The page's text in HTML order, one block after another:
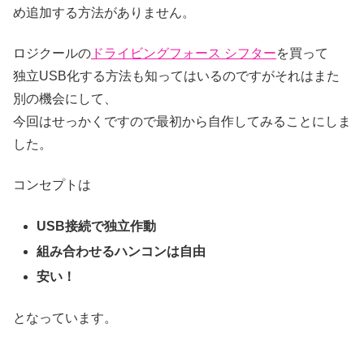
め追加する方法がありません。
ロジクールの ドライビングフォース シフターを買って
独立USB化する方法も知ってはいるのですがそれはまた
別の機会にして、
今回はせっかくですので最初から自作してみることにしま
した。
コンセプトは
USB接続で独立作動
組み合わせるハンコンは自由
安い！
となっています。